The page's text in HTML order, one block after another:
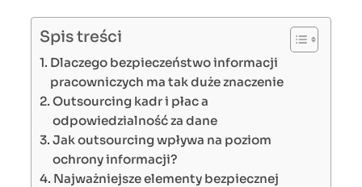
Spis treści
Dlaczego bezpieczeństwo informacji
pracowniczych ma tak duże znaczenie
Outsourcing kadr i płac a
odpowiedzialność za dane
Jak outsourcing wpływa na poziom
ochrony informacji?
Najważniejsze elementy bezpiecznej